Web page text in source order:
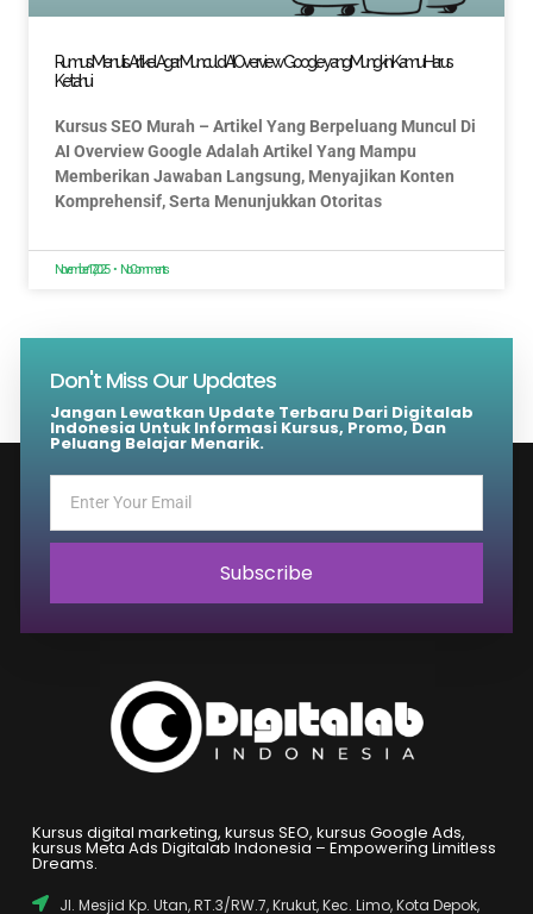
Rumus Menulis Artikel Agar Muncul di AI Overview Google yang Mungkin Kamu Harus
Ketahui
Kursus SEO Murah – Artikel Yang Berpeluang Muncul Di
AI Overview Google Adalah Artikel Yang Mampu
Memberikan Jawaban Langsung, Menyajikan Konten
Komprehensif, Serta Menunjukkan Otoritas
November 17, 2025 No Comments
Don't Miss Our Updates
Jangan Lewatkan Update Terbaru Dari Digitalab
Indonesia Untuk Informasi Kursus, Promo, Dan
Peluang Belajar Menarik.
Subscribe
Kursus digital marketing, kursus SEO, kursus Google Ads,
kursus Meta Ads Digitalab Indonesia – Empowering Limitless
Dreams.
Jl. Mesjid Kp. Utan, RT.3/RW.7, Krukut, Kec. Limo, Kota Depok,